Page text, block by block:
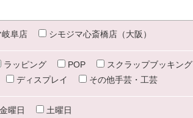
岐阜店 シモジマ心斎橋店（大阪）
ラッピング POP
スクラップブッキング
ディスプレイ その他手芸・工芸
金曜日 土曜日